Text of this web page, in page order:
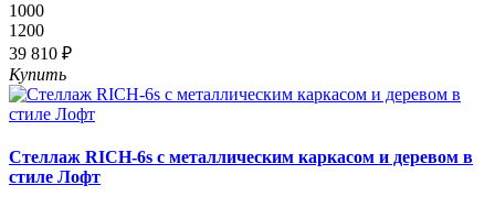
1000
1200
39 810 ₽
Купить
Стеллаж RICH-6s с металлическим каркасом и деревом в
стиле Лофт